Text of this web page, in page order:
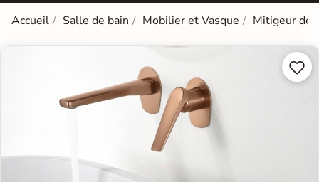
Accueil Salle de bain Mobilier et Vasque Mitigeur de

